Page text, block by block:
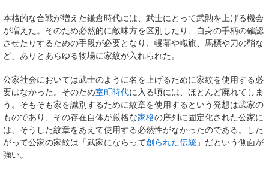
本格的な合戦が増えた鎌倉時代には、武士にとって武勲を上げる機会
が増えた。そのため必然的に敵味方を区別したり、自身の手柄の確認
させたりするための手段が必要となり、幔幕や幟旗、馬標や刀の鞘な
ど、ありとあらゆる物場に家紋が入れられた。
公家社会においては武士のように名を上げるために家紋を使用する必
要はなかった。そのため室町時代に入る頃には、ほとんど廃れてしま
う。そもそも家を識別するために紋章を使用するという発想は武家の
ものであり、その存在自体が厳格な家格の序列に固定化された公家に
は、そうした紋章をあえて使用する必然性がなかったのである。した
がって公家の家紋は「武家にならって創られた伝統 」だという側面が
強い。